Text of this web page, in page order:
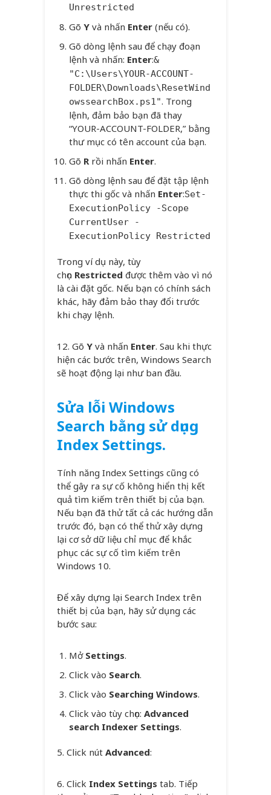
Unrestricted
Gõ Y và nhấn Enter (nếu có).
Gõ dòng lệnh sau để chạy đoạn
lệnh và nhấn: Enter:&
"C:\Users\YOUR-ACCOUNT-
FOLDER\Downloads\ResetWind
owssearchBox.ps1". Trong
lệnh, đảm bảo bạn đã thay
“YOUR-ACCOUNT-FOLDER,” bằng
thư mục có tên account của bạn.
Gõ R rồi nhấn Enter.
Gõ dòng lệnh sau để đặt tập lệnh
thực thi gốc và nhấn Enter:Set-
ExecutionPolicy -Scope
CurrentUser -
ExecutionPolicy Restricted
Trong ví dụ này, tùy
chọn Restricted được thêm vào vì nó
là cài đặt gốc. Nếu bạn có chính sách
khác, hãy đảm bảo thay đổi trước
khi chạy lệnh.
12. Gõ Y và nhấn Enter. Sau khi thực
hiện các bước trên, Windows Search
sẽ hoạt động lại như ban đầu.
Sửa lỗi Windows
Search bằng sử dụng
Index Settings.
Tính năng Index Settings cũng có
thể gây ra sự cố không hiển thị kết
quả tìm kiếm trên thiết bị của bạn.
Nếu bạn đã thử tất cả các hướng dẫn
trước đó, bạn có thể thử xây dựng
lại cơ sở dữ liệu chỉ mục để khắc
phục các sự cố tìm kiếm trên
Windows 10.
Để xây dựng lại Search Index trên
thiết bị của bạn, hãy sử dụng các
bước sau:
Mở Settings.
Click vào Search.
Click vào Searching Windows.
Click vào tùy chọn: Advanced
search Indexer Settings.
5. Click nút Advanced:
6. Click Index Settings tab. Tiếp